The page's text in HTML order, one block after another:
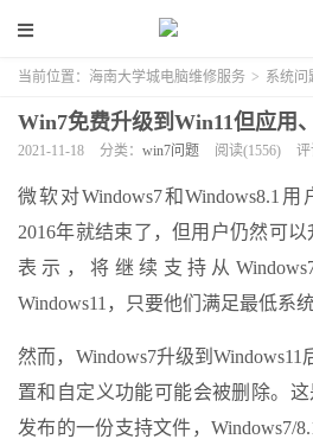
当前位置： 海南大学城电脑维修服务 > 系统问
Win7免费升级到Win11但应用
2021-11-18 分类： win7问题 阅读(1556) 评
微软对Windows7和Windows8.1
2016年就结束了，但用户仍然可以
表示，将继续支持从
Windows11，只要他们满足最低系统
然而，Windows7升级到
置和自定义功能可能会被删除。
发布的一份支持文件，Windows7/